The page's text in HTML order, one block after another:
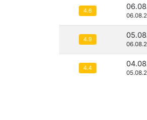
4.6
4.9
4.4